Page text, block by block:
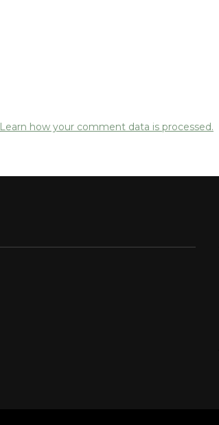
Learn how your comment data is processed.